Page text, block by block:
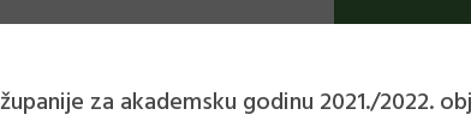
za akademsku godinu 2021./2022.